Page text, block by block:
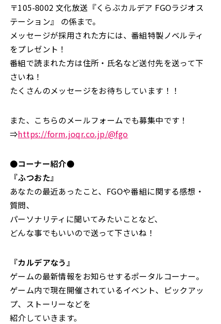
〒105-8002 文化放送『くらぶカルデア FGOラジオス
テーション』 の係まで。
メッセージが採用された方には、番組特製ノベルティ
をプレゼント！
番組で読まれた方は住所・氏名など送付先を送って下
さいね！
たくさんのメッセージをお待ちしています！！
また、こちらのメールフォームでも募集中です！
⇒https://form.joqr.co.jp/@fgo
●コーナー紹介●
『ふつおた』
あなたの最近あったこと、FGOや番組に関する感想・
質問、
パーソナリティに聞いてみたいことなど、
どんな事でもいいので送って下さいね！
『カルデアなう』
ゲームの最新情報をお知らせするポータルコーナー。
ゲーム内で現在開催されているイベント、ピックアッ
プ、ストーリーなどを
紹介していきます。